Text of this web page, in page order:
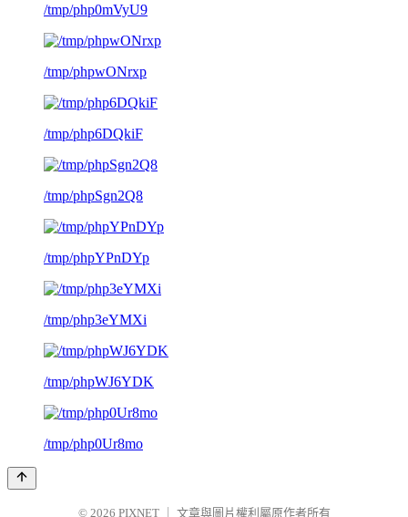
/tmp/php0mVyU9
/tmp/phpwONrxp
/tmp/php6DQkiF
/tmp/phpSgn2Q8
/tmp/phpYPnDYp
/tmp/php3eYMXi
/tmp/phpWJ6YDK
/tmp/php0Ur8mo
© 2026 PIXNET 文章與圖片權利屬原作者所有